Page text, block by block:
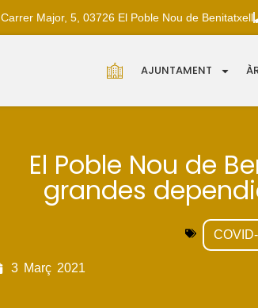
Carrer Major, 5, 03726 El Poble Nou de Benitatxell
AJUNTAMENT
El Poble Nou de
grandes
3 Març 2021